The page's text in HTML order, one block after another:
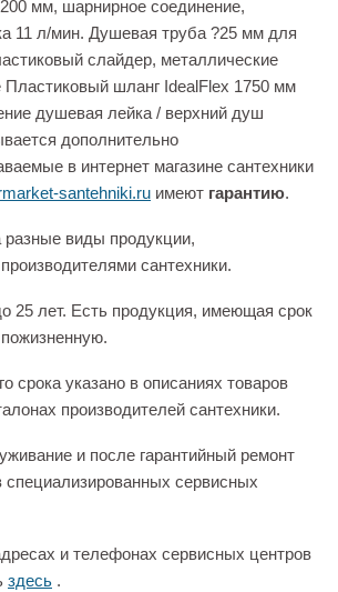
мм, шарнирное соединение,
11 л/мин. Душевая труба ?25 мм для
слайдер, металлические
Пластиковый шланг IdealFlex 1750 мм
душевая лейка / верхний душ
дополнительно
в интернет магазине сантехники
santehniki.ru имеют гарантию.
разные виды продукции,
сантехники.
25 лет. Есть продукция, имеющая срок
пожизненную.
срока указано в описаниях товаров
производителей сантехники.
и после гарантийный ремонт
специализированных сервисных
и телефонах сервисных центров
здесь .